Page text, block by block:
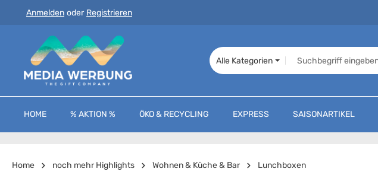
Hauptinhalt springen
Zur Suche springen
Zur Hauptnavigation springen
Anmelden oder Registrieren
Alle Kategorien
HOME % AKTION % ÖKO & RECYCLING EXPRESS SAISONARTIKEL
Home noch mehr Highlights Wohnen & Küche & Bar Lunchboxen